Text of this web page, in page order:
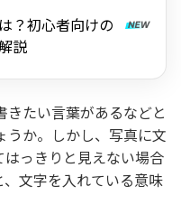
？初心者向けの
説
たい言葉があるなどと
うか。しかし、写真に文
っきりと見えない場合
文字を入れている意味